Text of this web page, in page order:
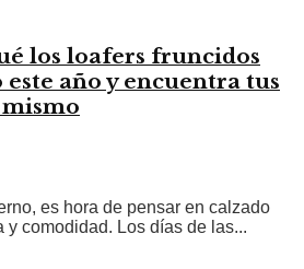
los loafers fruncidos
este año y encuentra tus
es hora de pensar en calzado
comodidad. Los días de las...